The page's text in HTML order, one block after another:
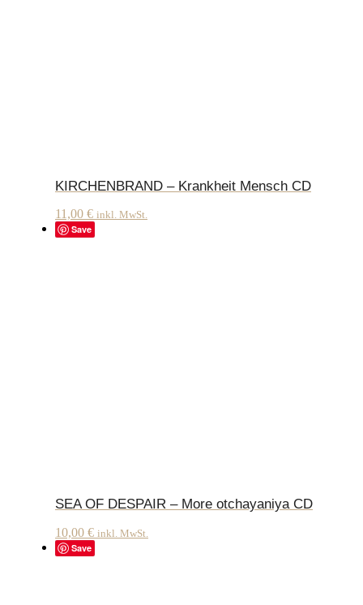
KIRCHENBRAND – Krankheit Mensch CD
11,00 € inkl. MwSt.
Save
SEA OF DESPAIR – More otchayaniya CD
10,00 € inkl. MwSt.
Save